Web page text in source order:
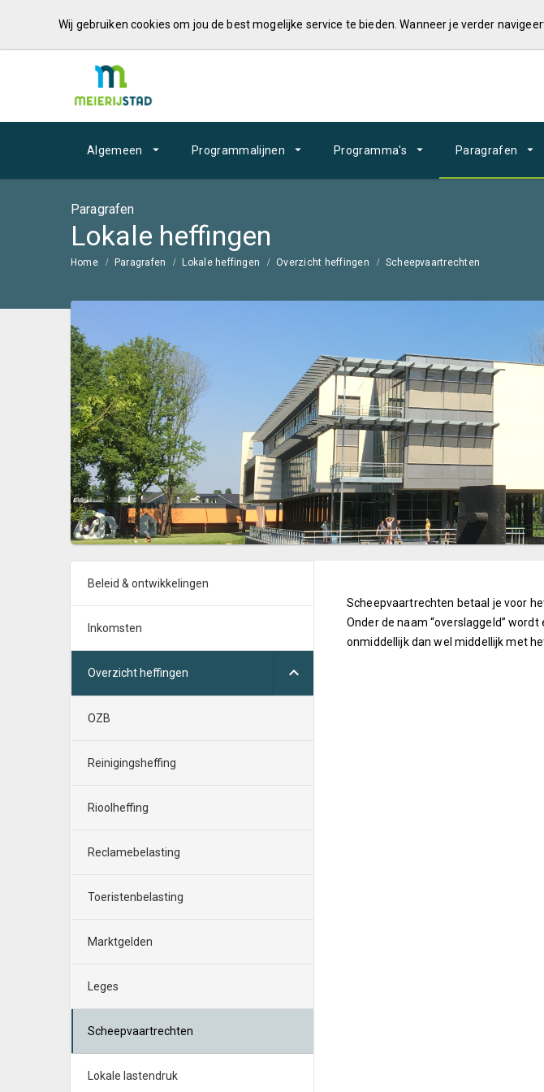
Wij gebruiken cookies om jou de best mogelijke service te bieden. Wanneer je verder
Algemeen Programmalijnen Programma's Paragrafen
Paragrafen
Lokale heffingen
Home Paragrafen Lokale heffingen Overzicht heffingen Scheepvaartrechten
Beleid & ontwikkelingen
Inkomsten
Overzicht heffingen
OZB
Reinigingsheffing
Rioolheffing
Reclamebelasting
Toeristenbelasting
Marktgelden
Leges
Scheepvaartrechten
Lokale lastendruk
Scheepvaartrechten betaal je voor
Onder de naam “overslaggeld”
onmiddellijk dan wel middellijk met